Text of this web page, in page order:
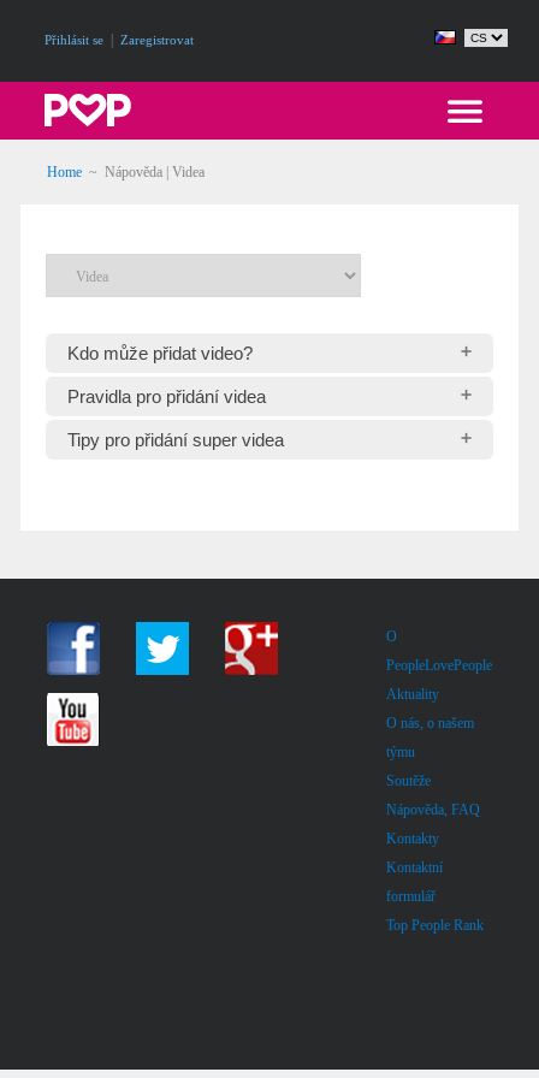
Přihlásit se Zaregistrovat
Home ~ Nápověda | Videa
Kdo může přidat video?
Pravidla pro přidání videa
Tipy pro přidání super videa
O
PeopleLovePeople
Aktuality
O nás, o našem
týmu
Soutěže
Nápověda, FAQ
Kontakty
Kontaktní
formulář
Top People Rank